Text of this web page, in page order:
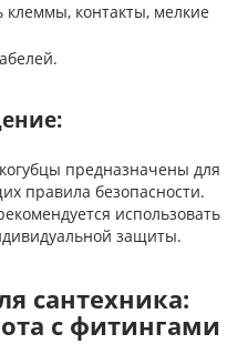
клеммы, контакты, мелкие
предназначены для
правила безопасности.
использовать
защиты.
сантехника:
с фитингами